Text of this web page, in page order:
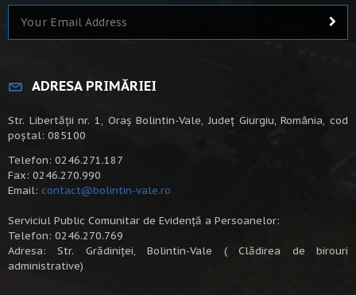
ADRESA PRIMĂRIEI
Str. Libertății nr. 1, Oraș Bolintin-Vale, Județ Giurgiu, România, cod
poștal: 085100
Telefon: 0246.271.187
Fax: 0246.270.990
Email: contact@bolintin-vale.ro
Serviciul Public Comunitar de Evidență a Persoanelor:
Telefon: 0246.270.769
Adresa: Str. Grădiniței, Bolintin-Vale ( Clădirea de birouri
administrative)